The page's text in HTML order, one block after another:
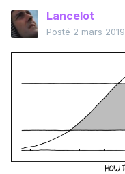
Lancelot
Posté 2 mars 2019